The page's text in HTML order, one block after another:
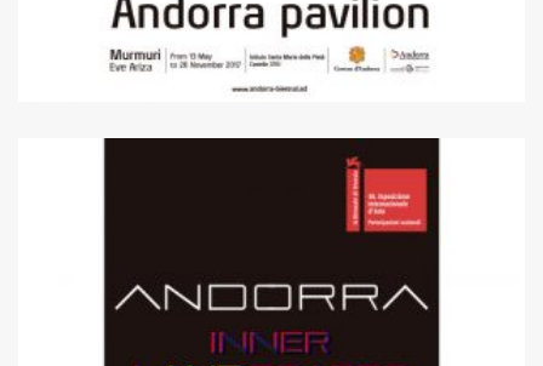
2017
57a edició – Murmuri
Eve Ariza